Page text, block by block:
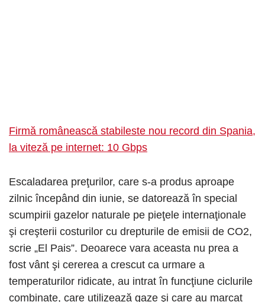
Firmă românească stabileste nou record din Spania,
la viteză pe internet: 10 Gbps
Escaladarea preţurilor, care s-a produs aproape
zilnic începând din iunie, se datorează în special
scumpirii gazelor naturale pe pieţele internaţionale
şi creşterii costurilor cu drepturile de emisii de CO2,
scrie „El Pais”. Deoarece vara aceasta nu prea a
fost vânt şi cererea a crescut ca urmare a
temperaturilor ridicate, au intrat în funcţiune ciclurile
combinate, care utilizează gaze şi care au marcat